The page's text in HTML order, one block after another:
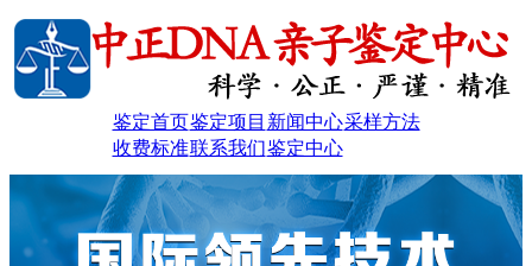
鉴定首页鉴定项目 新闻中心采样方法
收费标准联系我们鉴定中心